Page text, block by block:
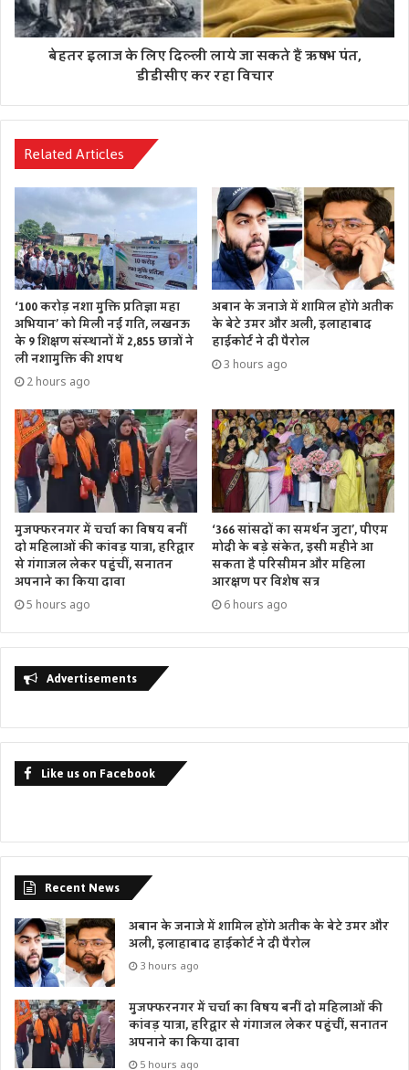
बेहतर इलाज के लिए दिल्ली लाये जा सकते हैं ऋषभ पंत,
डीडीसीए कर रहा विचार
Related Articles
‘100 करोड़ नशा मुक्ति प्रतिज्ञा महा
अभियान’ को मिली नई गति, लखनऊ
के 9 शिक्षण संस्थानों में 2,855 छात्रों ने
ली नशामुक्ति की शपथ
2 hours ago
अबान के जनाजे में शामिल होंगे अतीक
के बेटे उमर और अली, इलाहाबाद
हाईकोर्ट ने दी पैरोल
3 hours ago
मुजफ्फरनगर में चर्चा का विषय बनीं
दो महिलाओं की कांवड़ यात्रा, हरिद्वार
से गंगाजल लेकर पहुंचीं, सनातन
अपनाने का किया दावा
5 hours ago
‘366 सांसदों का समर्थन जुटा’, पीएम
मोदी के बड़े संकेत, इसी महीने आ
सकता है परिसीमन और महिला
आरक्षण पर विशेष सत्र
6 hours ago
Advertisements
Like us on Facebook
Recent News
अबान के जनाजे में शामिल होंगे अतीक के बेटे उमर और
अली, इलाहाबाद हाईकोर्ट ने दी पैरोल
3 hours ago
मुजफ्फरनगर में चर्चा का विषय बनीं दो महिलाओं की
कांवड़ यात्रा, हरिद्वार से गंगाजल लेकर पहुंचीं, सनातन
अपनाने का किया दावा
5 hours ago